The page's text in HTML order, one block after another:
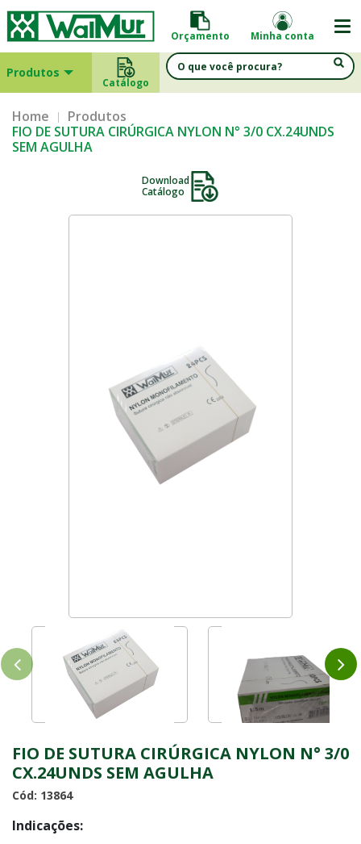
Orçamento Minha conta
Produtos
Catálogo
Home
Produtos
FIO DE SUTURA CIRÚRGICA NYLON N° 3/0 CX.24UNDS
SEM AGULHA
Download
Catálogo
FIO DE SUTURA CIRÚRGICA NYLON N° 3/0
CX.24UNDS SEM AGULHA
Cód: 13864
Indicações: